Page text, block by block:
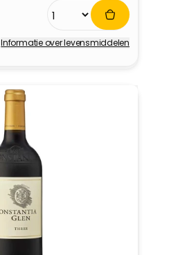
Informatie over levensmiddelen